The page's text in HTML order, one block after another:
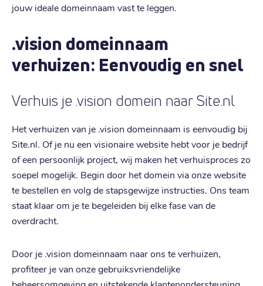
jouw ideale domeinnaam vast te leggen.
.vision domeinnaam
verhuizen: Eenvoudig en snel
Verhuis je .vision domein naar Site.nl
Het verhuizen van je .vision domeinnaam is eenvoudig bij
Site.nl. Of je nu een visionaire website hebt voor je bedrijf
of een persoonlijk project, wij maken het verhuisproces zo
soepel mogelijk. Begin door het domein via onze website
te bestellen en volg de stapsgewijze instructies. Ons team
staat klaar om je te begeleiden bij elke fase van de
overdracht.
Door je .vision domeinnaam naar ons te verhuizen,
profiteer je van onze gebruiksvriendelijke